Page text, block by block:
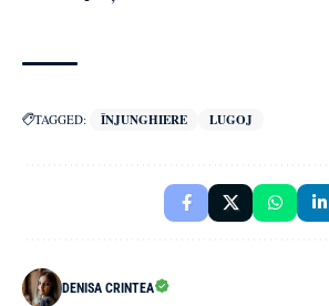
TAGGED: ÎNJUNGHIERE LUGOJ
DENISA CRINTEA